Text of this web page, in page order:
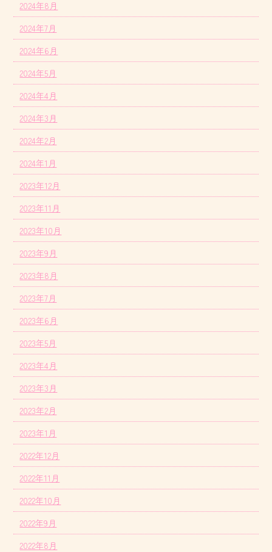
2024年8月
2024年7月
2024年6月
2024年5月
2024年4月
2024年3月
2024年2月
2024年1月
2023年12月
2023年11月
2023年10月
2023年9月
2023年8月
2023年7月
2023年6月
2023年5月
2023年4月
2023年3月
2023年2月
2023年1月
2022年12月
2022年11月
2022年10月
2022年9月
2022年8月